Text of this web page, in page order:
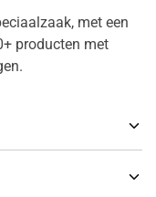
met een
producten met